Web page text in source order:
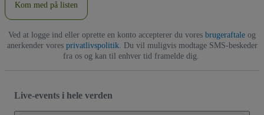
Kom med på listen
Ved at logge ind eller oprette en konto accepterer du vores brugeraftale og
anerkender vores privatlivspolitik. Du vil muligvis modtage SMS-beskeder
fra os og kan til enhver tid framelde dig.
Live-events i hele verden